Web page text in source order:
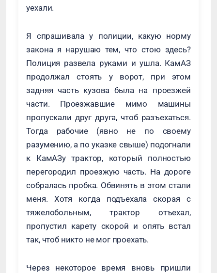
уехали.
Я спрашивала у полиции, какую норму
закона я нарушаю тем, что стою здесь?
Полиция развела руками и ушла. КамАЗ
продолжал стоять у ворот, при этом
задняя часть кузова была на проезжей
части. Проезжавшие мимо машины
пропускали друг друга, чтоб разъехаться.
Тогда рабочие (явно не по своему
разумению, а по указке свыше) подогнали
к КамАЗу трактор, который полностью
перегородил проезжую часть. На дороге
собралась пробка. Обвинять в этом стали
меня. Хотя когда подъехала скорая с
тяжелобольным, трактор отъехал,
пропустил карету скорой и опять встал
так, чтоб никто не мог проехать.
Через некоторое время вновь пришли